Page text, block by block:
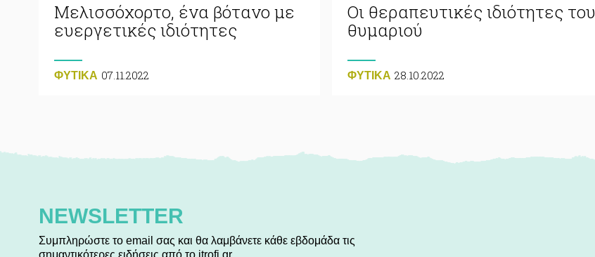
Μελισσόχορτο, ένα βότανο με
ευεργετικές ιδιότητες
ΦΥΤΙΚA 07.11.2022
Οι θεραπευτικές ιδιότητες του
θυμαριού
ΦΥΤΙΚA 28.10.2022
NEWSLETTER
Συμπληρώστε το email σας και θα λαμβάνετε κάθε εβδομάδα τις